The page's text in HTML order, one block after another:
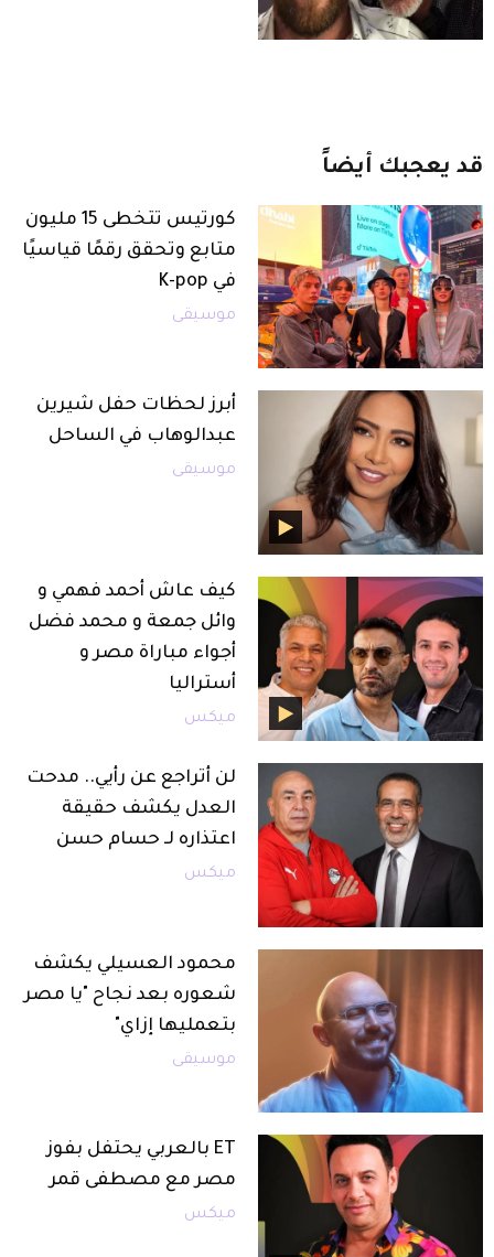
قد يعجبك أيضاً
كورتيس تتخطى 15 مليون
متابع وتحقق رقمًا قياسيًا
في K-pop
موسيقى
أبرز لحظات حفل شيرين
عبدالوهاب في الساحل
موسيقى
كيف عاش أحمد فهمي و
وائل جمعة و محمد فضل
أجواء مباراة مصر و
أستراليا
ميكس
لن أتراجع عن رأيي.. مدحت
العدل يكشف حقيقة
اعتذاره لـ حسام حسن
ميكس
محمود العسيلي يكشف
شعوره بعد نجاح "يا مصر
بتعمليها إزاي"
موسيقى
ET بالعربي يحتفل بفوز
مصر مع مصطفى قمر
ميكس